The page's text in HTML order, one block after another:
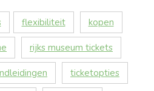
flexibiliteit kopen
rijks museum tickets
ticketopties